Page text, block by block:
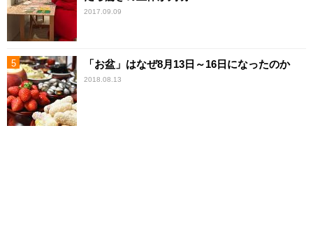
2017.09.09
「お盆」はなぜ8月13日～16日になったのか
2018.08.13